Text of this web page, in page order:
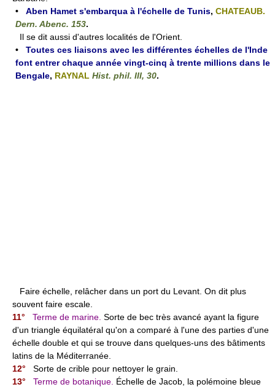
• Aben Hamet s'embarqua à l'échelle de Tunis, CHATEAUB.
Dern. Abenc. 153.
Il se dit aussi d'autres localités de l'Orient.
• Toutes ces liaisons avec les différentes échelles de l'Inde
font entrer chaque année vingt-cinq à trente millions dans le
Bengale, RAYNAL Hist. phil. III, 30.
Faire échelle, relâcher dans un port du Levant. On dit plus
souvent faire escale.
11°
Terme de marine. Sorte de bec très avancé ayant la figure
d'un triangle équilatéral qu'on a comparé à l'une des parties d'une
échelle double et qui se trouve dans quelques-uns des bâtiments
latins de la Méditerranée.
12° Sorte de crible pour nettoyer le grain.
13°
Terme de botanique. Échelle de Jacob, la polémoine bleue